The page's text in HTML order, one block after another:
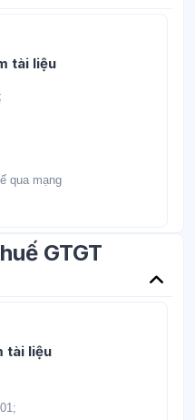
tài liệuHọc liệu
qua mạng
GTGT
tài liệuHọc liệu